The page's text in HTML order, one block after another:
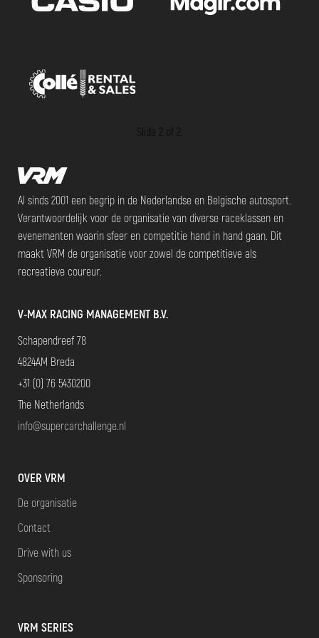
Slide 2 of 2.
Al sinds 2001 een begrip in de Nederlandse en Belgische autosport.
Verantwoordelijk voor de organisatie van diverse raceklassen en
evenementen waarin sfeer en competitie hand in hand gaan. Dit
maakt VRM de organisatie voor zowel de competitieve als
recreatieve coureur.
V-MAX RACING MANAGEMENT B.V.
Schapendreef 78
4824AM Breda
+31 (0) 76 5430200
The Netherlands
info@supercarchallenge.nl
OVER VRM
De organisatie
Contact
Drive with us
Sponsoring
VRM SERIES